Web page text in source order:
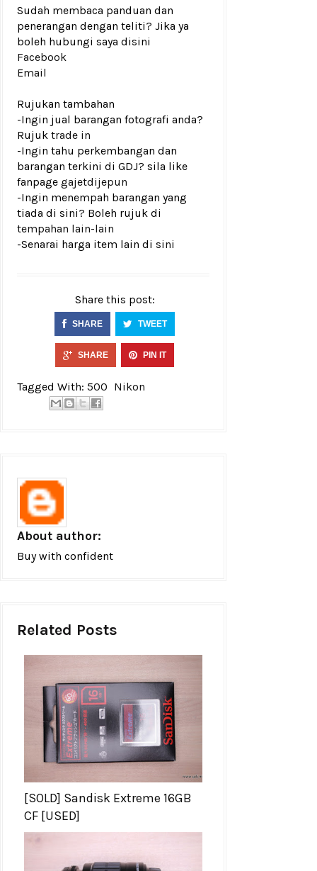
Sudah membaca panduan dan
penerangan dengan teliti? Jika ya
boleh hubungi saya disini
Facebook
Email
Rujukan tambahan
-Ingin jual barangan fotografi anda?
Rujuk trade in
-Ingin tahu perkembangan dan
barangan terkini di GDJ? sila like
fanpage gajetdijepun
-Ingin menempah barangan yang
tiada di sini? Boleh rujuk di
tempahan lain-lain
-Senarai harga item lain di sini
Share this post:
SHARE TWEET
SHARE PIN IT
Tagged With: 500 Nikon
About author:
Buy with confident
Related Posts
[SOLD] Sandisk Extreme 16GB
CF [USED]